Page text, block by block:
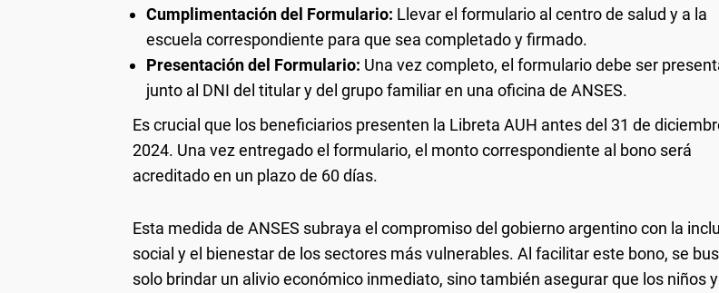
Cumplimentación del Formulario: Llevar el formulario al centro de salud y a la
escuela correspondiente para que sea completado y firmado.
Presentación del Formulario: Una vez completo, el formulario debe ser
junto al DNI del titular y del grupo familiar en una oficina de ANSES.
Es crucial que los beneficiarios presenten la Libreta AUH antes del 31 de
2024. Una vez entregado el formulario, el monto correspondiente al bono será
acreditado en un plazo de 60 días.
Esta medida de ANSES subraya el compromiso del gobierno argentino con la
social y el bienestar de los sectores más vulnerables. Al facilitar este bono, se
solo brindar un alivio económico inmediato, sino también asegurar que los niños y